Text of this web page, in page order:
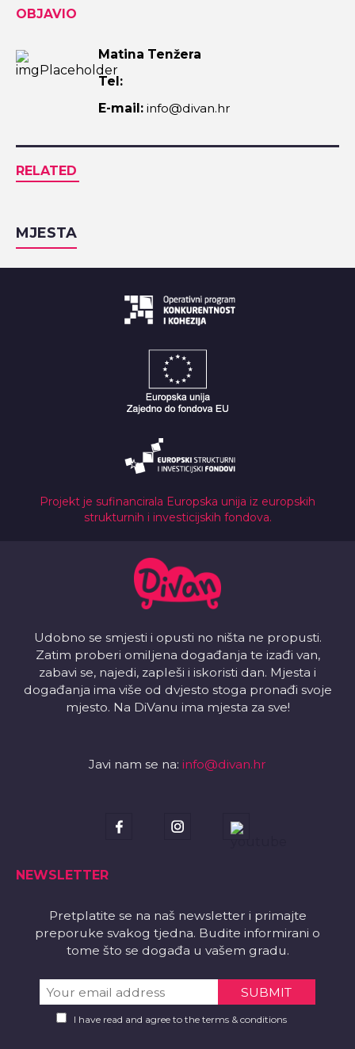
OBJAVIO
Matina Tenžera
Tel:
E-mail: info@divan.hr
RELATED
MJESTA
Projekt je sufinancirala Europska unija iz europskih
strukturnih i investicijskih fondova.
Udobno se smjesti i opusti no ništa ne propusti.
Zatim proberi omiljena događanja te izađi van,
zabavi se, najedi, zapleši i iskoristi dan. Mjesta i
događanja ima više od dvjesto stoga pronađi svoje
mjesto. Na DiVanu ima mjesta za sve!
Javi nam se na: info@divan.hr
NEWSLETTER
Pretplatite se na naš newsletter i primajte
preporuke svakog tjedna. Budite informirani o
tome što se događa u vašem gradu.
I have read and agree to the terms & conditions